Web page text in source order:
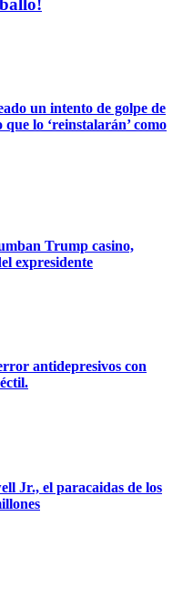
un intento de golpe de
lo ‘reinstalarán’ como
Trump casino,
expresidente
antidepresivos con
Jr., el paracaidas de los